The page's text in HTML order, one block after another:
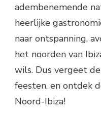
adembenemende
heerlijke
naar ontspanning,
het noorden van
wils. Dus vergeet
feesten, en ontdek
Noord-Ibiza!